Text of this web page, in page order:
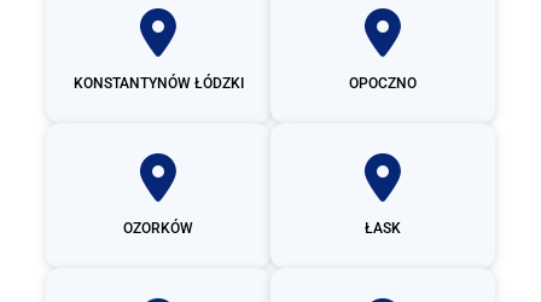
KONSTANTYNÓW ŁÓDZKI OPOCZNO
OZORKÓW ŁASK